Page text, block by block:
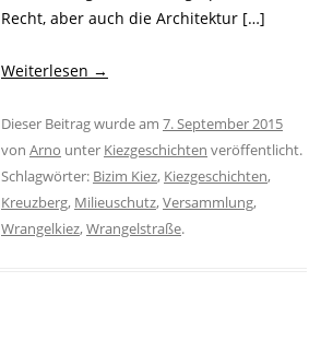
Recht, aber auch die Architektur […]
Weiterlesen →
Dieser Beitrag wurde am 7. September 2015
von Arno unter Kiezgeschichten veröffentlicht.
Schlagwörter: Bizim Kiez, Kiezgeschichten,
Kreuzberg, Milieuschutz,Versammlung,
Wrangelkiez,Wrangelstraße.